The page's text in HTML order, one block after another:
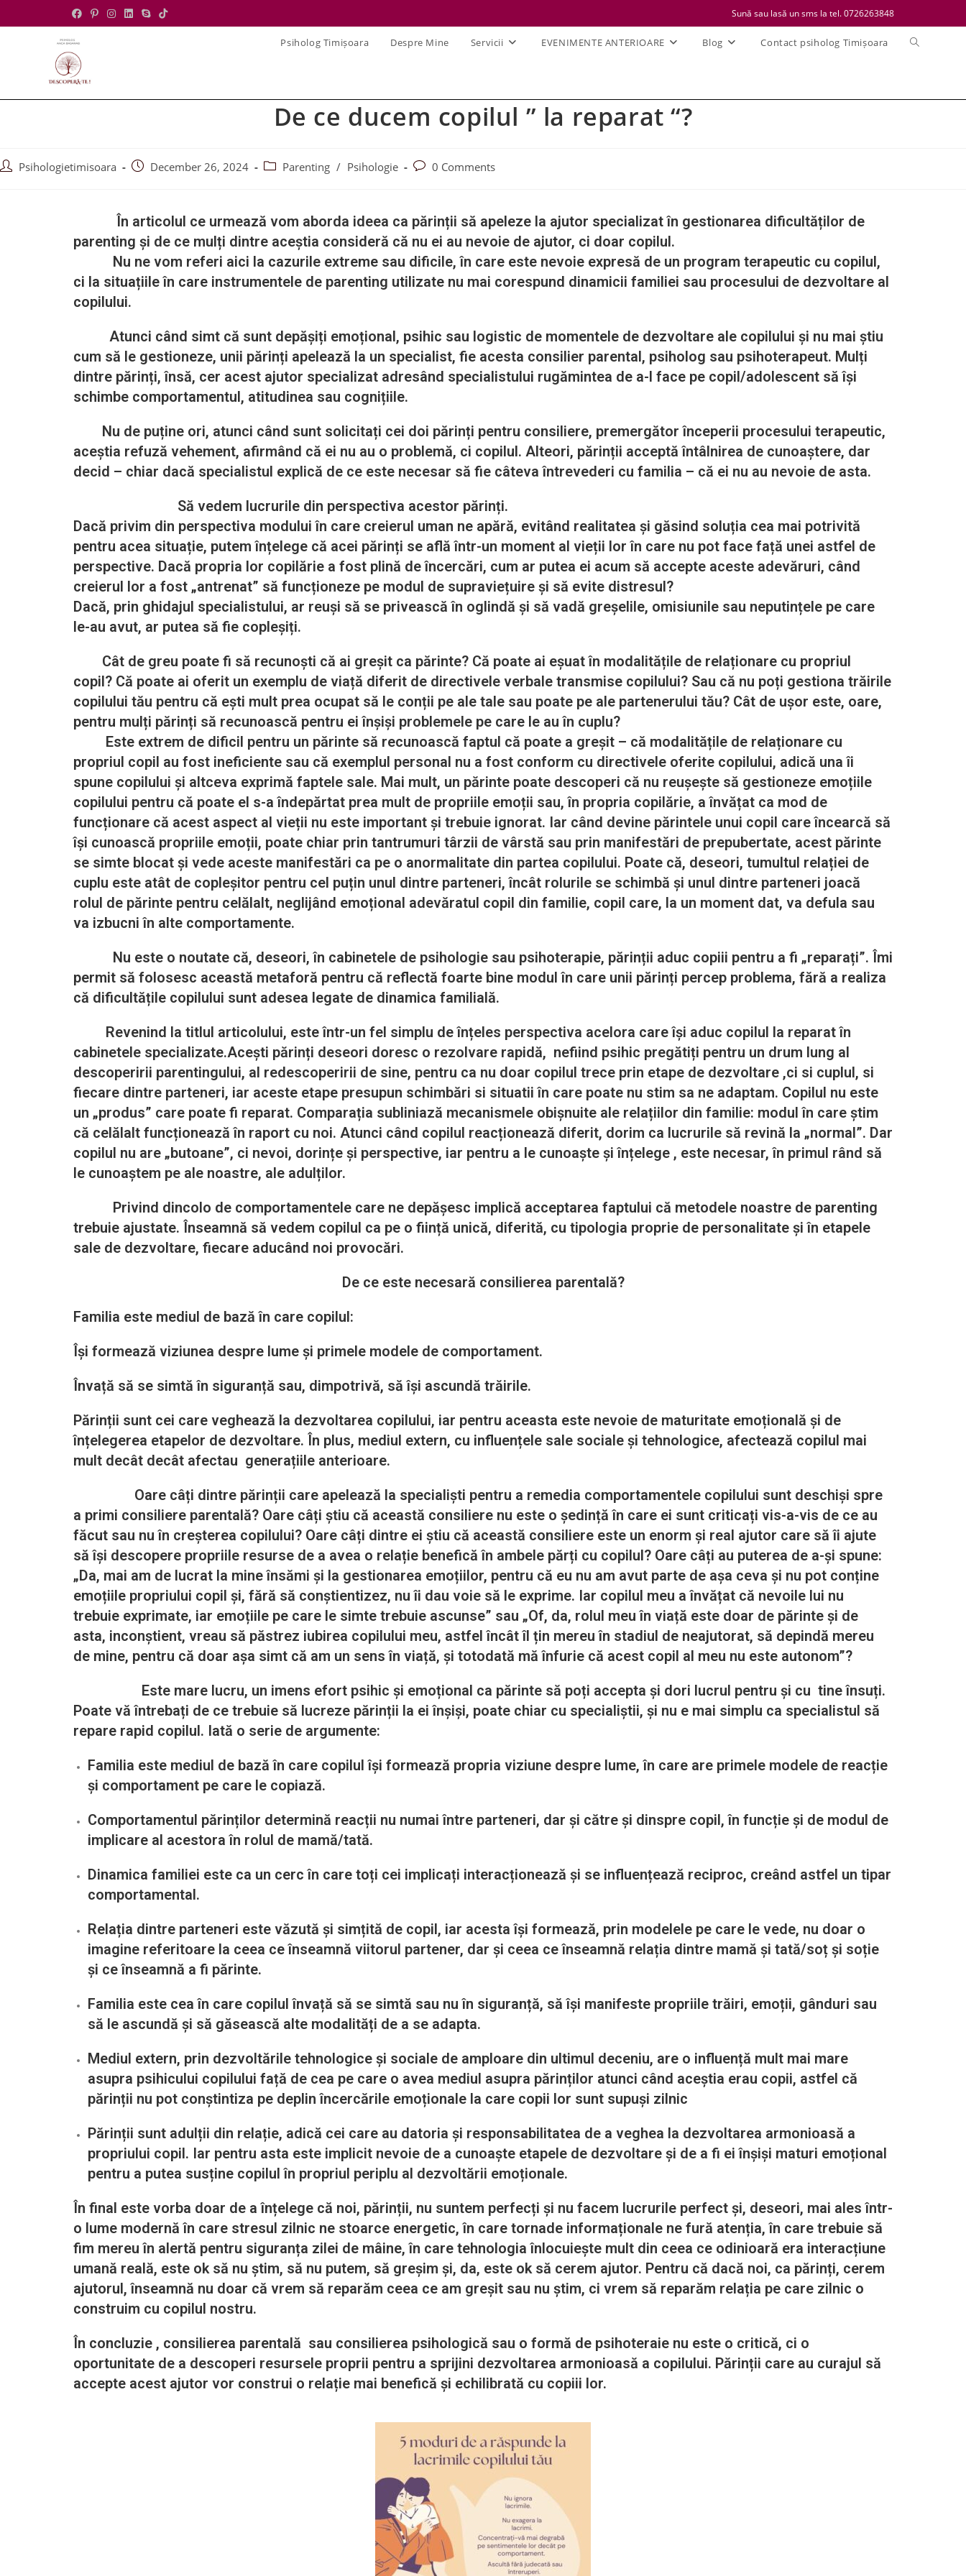
Sună sau lasă un sms la tel. 0726263848
Psiholog Timișoara Despre Mine Servicii EVENIMENTE ANTERIOARE Blog Contact psiholog Timișoara
De ce ducem copilul ” la reparat “?
Psihologietimisoara December 26, 2024 Parenting / Psihologie 0 Comments
În articolul ce urmează vom aborda ideea ca părinții să apeleze la ajutor specializat în gestionarea dificultăților de
parenting și de ce mulți dintre aceștia consideră că nu ei au nevoie de ajutor, ci doar copilul.
Nu ne vom referi aici la cazurile extreme sau dificile, în care este nevoie expresă de un program terapeutic cu copilul,
ci la situațiile în care instrumentele de parenting utilizate nu mai corespund dinamicii familiei sau procesului de dezvoltare al
copilului.
Atunci când simt că sunt depășiți emoțional, psihic sau logistic de momentele de dezvoltare ale copilului și nu mai știu
cum să le gestioneze, unii părinți apelează la un specialist, fie acesta consilier parental, psiholog sau psihoterapeut. Mulți
dintre părinți, însă, cer acest ajutor specializat adresând specialistului rugămintea de a-l face pe copil/adolescent să își
schimbe comportamentul, atitudinea sau cognițiile.
Nu de puține ori, atunci când sunt solicitați cei doi părinți pentru consiliere, premergător începerii procesului terapeutic,
aceștia refuză vehement, afirmând că ei nu au o problemă, ci copilul. Alteori, părinții acceptă întâlnirea de cunoaștere, dar
decid – chiar dacă specialistul explică de ce este necesar să fie câteva întrevederi cu familia – că ei nu au nevoie de asta.
Să vedem lucrurile din perspectiva acestor părinți.
Dacă privim din perspectiva modului în care creierul uman ne apără, evitând realitatea și găsind soluția cea mai potrivită
pentru acea situație, putem înțelege că acei părinți se află într-un moment al vieții lor în care nu pot face față unei astfel de
perspective. Dacă propria lor copilărie a fost plină de încercări, cum ar putea ei acum să accepte aceste adevăruri, când
creierul lor a fost „antrenat” să funcționeze pe modul de supraviețuire și să evite distresul?
Dacă, prin ghidajul specialistului, ar reuși să se privească în oglindă și să vadă greșelile, omisiunile sau neputințele pe care
le-au avut, ar putea să fie copleșiți.
Cât de greu poate fi să recunoști că ai greșit ca părinte? Că poate ai eșuat în modalitățile de relaționare cu propriul
copil? Că poate ai oferit un exemplu de viață diferit de directivele verbale transmise copilului? Sau că nu poți gestiona trăirile
copilului tău pentru că ești mult prea ocupat să le conții pe ale tale sau poate pe ale partenerului tău? Cât de ușor este, oare,
pentru mulți părinți să recunoască pentru ei înșiși problemele pe care le au în cuplu?
Este extrem de dificil pentru un părinte să recunoască faptul că poate a greșit – că modalitățile de relaționare cu
propriul copil au fost ineficiente sau că exemplul personal nu a fost conform cu directivele oferite copilului, adică una îi
spune copilului și altceva exprimă faptele sale. Mai mult, un părinte poate descoperi că nu reușește să gestioneze emoțiile
copilului pentru că poate el s-a îndepărtat prea mult de propriile emoții sau, în propria copilărie, a învățat ca mod de
funcționare că acest aspect al vieții nu este important și trebuie ignorat. Iar când devine părintele unui copil care încearcă să
își cunoască propriile emoții, poate chiar prin tantrumuri târzii de vârstă sau prin manifestări de prepubertate, acest părinte
se simte blocat și vede aceste manifestări ca pe o anormalitate din partea copilului. Poate că, deseori, tumultul relației de
cuplu este atât de copleșitor pentru cel puțin unul dintre parteneri, încât rolurile se schimbă și unul dintre parteneri joacă
rolul de părinte pentru celălalt, neglijând emoțional adevăratul copil din familie, copil care, la un moment dat, va defula sau
va izbucni în alte comportamente.
Nu este o noutate că, deseori, în cabinetele de psihologie sau psihoterapie, părinții aduc copiii pentru a fi „reparați”. Îmi
permit să folosesc această metaforă pentru că reflectă foarte bine modul în care unii părinți percep problema, fără a realiza
că dificultățile copilului sunt adesea legate de dinamica familială.
Revenind la titlul articolului, este într-un fel simplu de înțeles perspectiva acelora care își aduc copilul la reparat în
cabinetele specializate.Acești părinți deseori doresc o rezolvare rapidă, nefiind psihic pregătiți pentru un drum lung al
descoperirii parentingului, al redescoperirii de sine, pentru ca nu doar copilul trece prin etape de dezvoltare ,ci si cuplul, si
fiecare dintre parteneri, iar aceste etape presupun schimbări si situatii în care poate nu stim sa ne adaptam. Copilul nu este
un „produs” care poate fi reparat. Comparația subliniază mecanismele obișnuite ale relațiilor din familie: modul în care știm
că celălalt funcționează în raport cu noi. Atunci când copilul reacționează diferit, dorim ca lucrurile să revină la „normal”. Dar
copilul nu are „butoane”, ci nevoi, dorințe și perspective, iar pentru a le cunoaște și înțelege , este necesar, în primul rând să
le cunoaștem pe ale noastre, ale adulților.
Privind dincolo de comportamentele care ne depășesc implică acceptarea faptului că metodele noastre de parenting
trebuie ajustate. Înseamnă să vedem copilul ca pe o ființă unică, diferită, cu tipologia proprie de personalitate și în etapele
sale de dezvoltare, fiecare aducând noi provocări.
De ce este necesară consilierea parentală?
Familia este mediul de bază în care copilul:
Își formează viziunea despre lume și primele modele de comportament.
Învață să se simtă în siguranță sau, dimpotrivă, să își ascundă trăirile.
Părinții sunt cei care veghează la dezvoltarea copilului, iar pentru aceasta este nevoie de maturitate emoțională și de
înțelegerea etapelor de dezvoltare. În plus, mediul extern, cu influențele sale sociale și tehnologice, afectează copilul mai
mult decât decât afectau generațiile anterioare.
Oare câți dintre părinții care apelează la specialiști pentru a remedia comportamentele copilului sunt deschiși spre
a primi consiliere parentală? Oare câți știu că această consiliere nu este o ședință în care ei sunt criticați vis-a-vis de ce au
făcut sau nu în creșterea copilului? Oare câți dintre ei știu că această consiliere este un enorm și real ajutor care să îi ajute
să își descopere propriile resurse de a avea o relație benefică în ambele părți cu copilul? Oare câți au puterea de a-și spune:
„Da, mai am de lucrat la mine însămi și la gestionarea emoțiilor, pentru că eu nu am avut parte de așa ceva și nu pot conține
emoțiile propriului copil și, fără să conștientizez, nu îi dau voie să le exprime. Iar copilul meu a învățat că nevoile lui nu
trebuie exprimate, iar emoțiile pe care le simte trebuie ascunse” sau „Of, da, rolul meu în viață este doar de părinte și de
asta, inconștient, vreau să păstrez iubirea copilului meu, astfel încât îl țin mereu în stadiul de neajutorat, să depindă mereu
de mine, pentru că doar așa simt că am un sens în viață, și totodată mă înfurie că acest copil al meu nu este autonom”?
Este mare lucru, un imens efort psihic și emoțional ca părinte să poți accepta și dori lucrul pentru și cu tine însuți.
Poate vă întrebați de ce trebuie să lucreze părinții la ei înșiși, poate chiar cu specialiștii, și nu e mai simplu ca specialistul să
repare rapid copilul. Iată o serie de argumente:
Familia este mediul de bază în care copilul își formează propria viziune despre lume, în care are primele modele de reacție
și comportament pe care le copiază.
Comportamentul părinților determină reacții nu numai între parteneri, dar și către și dinspre copil, în funcție și de modul de
implicare al acestora în rolul de mamă/tată.
Dinamica familiei este ca un cerc în care toți cei implicați interacționează și se influențează reciproc, creând astfel un tipar
comportamental.
Relația dintre parteneri este văzută și simțită de copil, iar acesta își formează, prin modelele pe care le vede, nu doar o
imagine referitoare la ceea ce înseamnă viitorul partener, dar și ceea ce înseamnă relația dintre mamă și tată/soț și soție
și ce înseamnă a fi părinte.
Familia este cea în care copilul învață să se simtă sau nu în siguranță, să își manifeste propriile trăiri, emoții, gânduri sau
să le ascundă și să găsească alte modalități de a se adapta.
Mediul extern, prin dezvoltările tehnologice și sociale de amploare din ultimul deceniu, are o influență mult mai mare
asupra psihicului copilului față de cea pe care o avea mediul asupra părinților atunci când aceștia erau copii, astfel că
părinții nu pot conștintiza pe deplin încercările emoționale la care copii lor sunt supuși zilnic
Părinții sunt adulții din relație, adică cei care au datoria și responsabilitatea de a veghea la dezvoltarea armonioasă a
propriului copil. Iar pentru asta este implicit nevoie de a cunoaște etapele de dezvoltare și de a fi ei înșiși maturi emoțional
pentru a putea susține copilul în propriul periplu al dezvoltării emoționale.
În final este vorba doar de a înțelege că noi, părinții, nu suntem perfecți și nu facem lucrurile perfect și, deseori, mai ales într-
o lume modernă în care stresul zilnic ne stoarce energetic, în care tornade informaționale ne fură atenția, în care trebuie să
fim mereu în alertă pentru siguranța zilei de mâine, în care tehnologia înlocuiește mult din ceea ce odinioară era interacțiune
umană reală, este ok să nu știm, să nu putem, să greșim și, da, este ok să cerem ajutor. Pentru că dacă noi, ca părinți, cerem
ajutorul, înseamnă nu doar că vrem să reparăm ceea ce am greșit sau nu știm, ci vrem să reparăm relația pe care zilnic o
construim cu copilul nostru.
În concluzie , consilierea parentală sau consilierea psihologică sau o formă de psihoteraie nu este o critică, ci o
oportunitate de a descoperi resursele proprii pentru a sprijini dezvoltarea armonioasă a copilului. Părinții care au curajul să
accepte acest ajutor vor construi o relație mai benefică și echilibrată cu copiii lor.